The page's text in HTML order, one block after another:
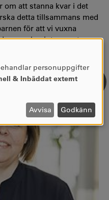
om att stanna kvar i det
detta tillsammans med
för att vi vuxna
saker intressanta.
personuppgifter
& Inbäddat externt
Avvisa Godkänn